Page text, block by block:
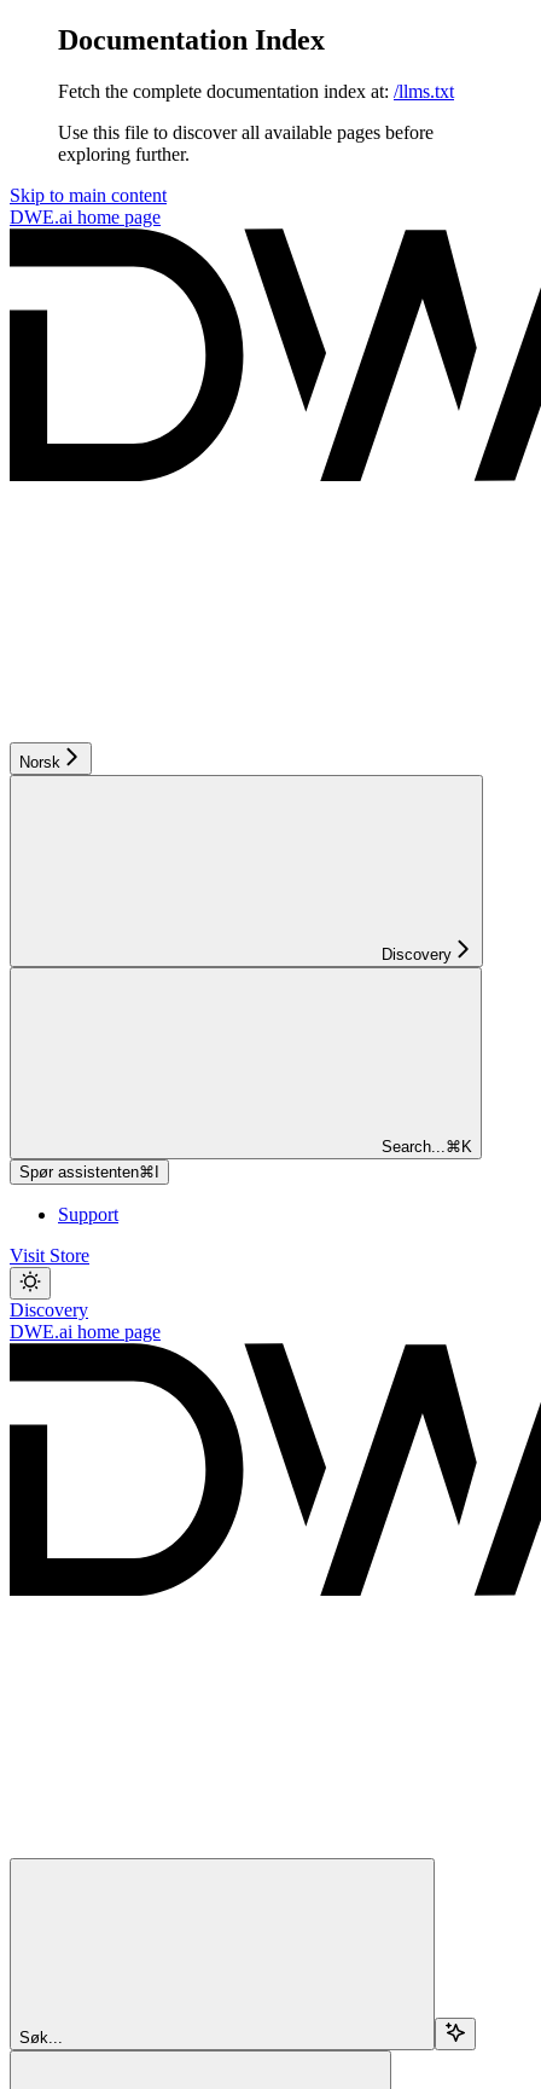
Documentation Index
Fetch the complete documentation index at: /llms.txt
Use this file to discover all available pages before
exploring further.
Skip to main content
DWE.ai home page
Norsk
Discovery
Search...⌘ K
Spør assistenten⌘
Support
Visit Store
Discovery
DWE.ai home page
Søk...